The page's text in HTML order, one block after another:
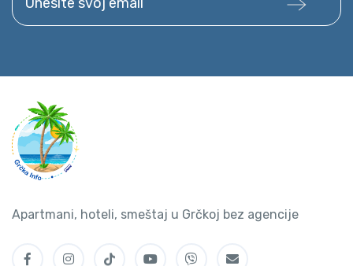
Apartmani, hoteli, smeštaj u Grčkoj bez agencije